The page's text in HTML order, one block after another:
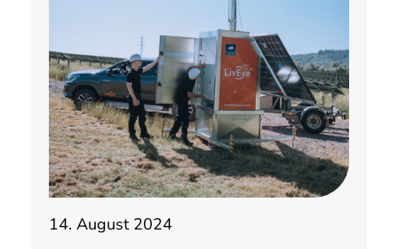
14. August 2024